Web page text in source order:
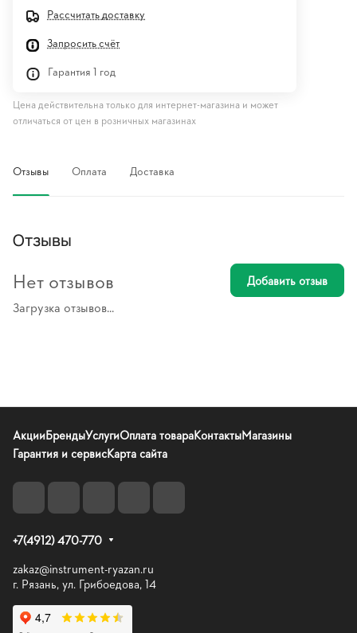
Рассчитать доставку
Запросить счёт
Гарантия 1 год
Цена действительна только для интернет-магазина и может
отличаться от цен в розничных магазинах
Отзывы Оплата Доставка
Отзывы
Загрузка отзывов...
Нет отзывов Добавить отзыв
АкцииБрендыУслугиОплата товараКонтактыМагазины
Гарантия и сервисКарта сайта
+7(4912) 470-770
zakaz@instrument-ryazan.ru
г. Рязань, ул. Грибоедова, 14